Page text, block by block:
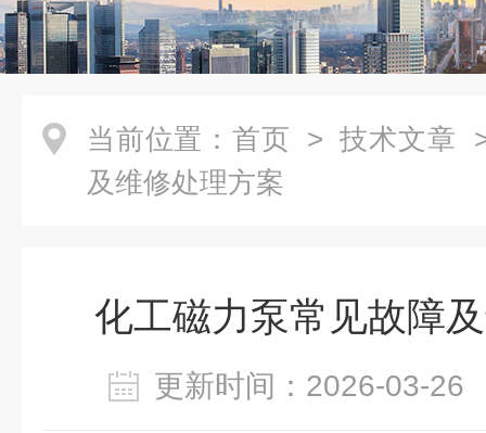
当前位置： 首页 > 技术文章
及维修处理方案
化工磁力泵常见故障
更新时间：2026-03-